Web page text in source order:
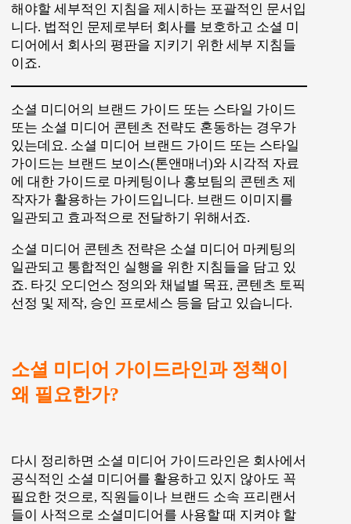
해야할 세부적인 지침을 제시하는 포괄적인 문서입
니다. 법적인 문제로부터 회사를 보호하고 소셜 미
디어에서 회사의 평판을 지키기 위한 세부 지침들
이죠.
소셜 미디어의 브랜드 가이드 또는 스타일 가이드
또는 소셜 미디어 콘텐츠 전략도 혼동하는 경우가
있는데요. 소셜 미디어 브랜드 가이드 또는 스타일
가이드는 브랜드 보이스(톤앤매너)와 시각적 자료
에 대한 가이드로 마케팅이나 홍보팀의 콘텐츠 제
작자가 활용하는 가이드입니다. 브랜드 이미지를
일관되고 효과적으로 전달하기 위해서죠.
소셜 미디어 콘텐츠 전략은 소셜 미디어 마케팅의
일관되고 통합적인 실행을 위한 지침들을 담고 있
죠. 타깃 오디언스 정의와 채널별 목표, 콘텐츠 토픽
선정 및 제작, 승인 프로세스 등을 담고 있습니다.
소셜 미디어 가이드라인과 정책이
왜 필요한가?
다시 정리하면 소셜 미디어 가이드라인은 회사에서
공식적인 소셜 미디어를 활용하고 있지 않아도 꼭
필요한 것으로, 직원들이나 브랜드 소속 프리랜서
들이 사적으로 소셜미디어를 사용할 때 지켜야 할